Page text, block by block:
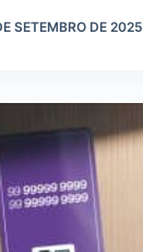
SETEMBRO DE 2025